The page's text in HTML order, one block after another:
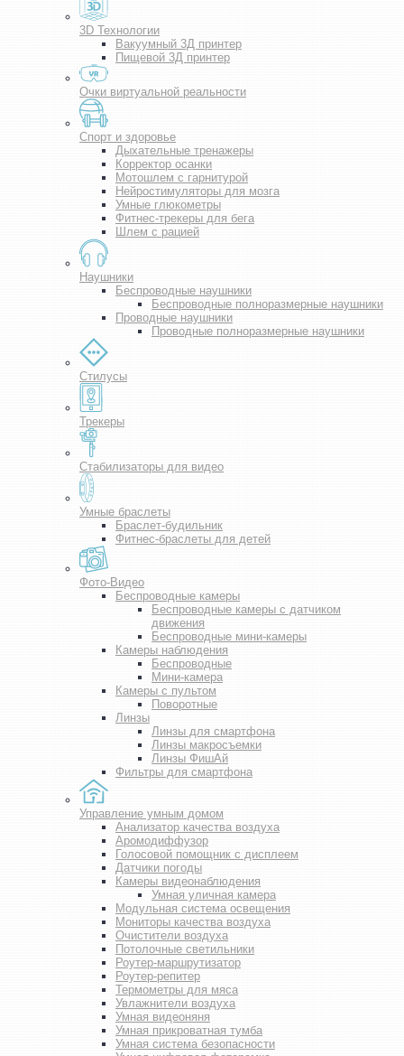
3D Технологии
Вакуумный 3Д принтер
Пищевой 3Д принтер
Очки виртуальной реальности
Спорт и здоровье
Дыхательные тренажеры
Корректор осанки
Мотошлем с гарнитурой
Нейростимуляторы для мозга
Умные глюкометры
Фитнес-трекеры для бега
Шлем с рацией
Наушники
Беспроводные наушники
Беспроводные полноразмерные наушники
Проводные наушники
Проводные полноразмерные наушники
Стилусы
Трекеры
Стабилизаторы для видео
Умные браслеты
Браслет-будильник
Фитнес-браслеты для детей
Фото-Видео
Беспроводные камеры
Беспроводные камеры с датчиком
движения
Беспроводные мини-камеры
Камеры наблюдения
Беспроводные
Мини-камера
Камеры с пультом
Поворотные
Линзы
Линзы для смартфона
Линзы макросъемки
Линзы ФишАй
Фильтры для смартфона
Управление умным домом
Анализатор качества воздуха
Аромодиффузор
Голосовой помощник с дисплеем
Датчики погоды
Камеры видеонаблюдения
Умная уличная камера
Модульная система освещения
Мониторы качества воздуха
Очистители воздуха
Потолочные светильники
Роутер-маршрутизатор
Роутер-репитер
Термометры для мяса
Увлажнители воздуха
Умная видеоняня
Умная прикроватная тумба
Умная система безопасности